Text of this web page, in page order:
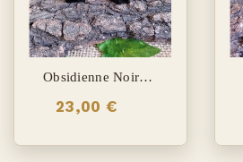
Obsidienne Noire, Pointe Phase Lunaire
23,00 €